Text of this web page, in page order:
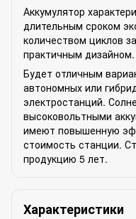
Аккумулятор
длительным сроком
количеством циклов
практичным дизайном.
Будет отличным
автономных или
электростанций.
высоковольтными
имеют повышенную
стоимость станции.
продукцию 5 лет.
Характеристики